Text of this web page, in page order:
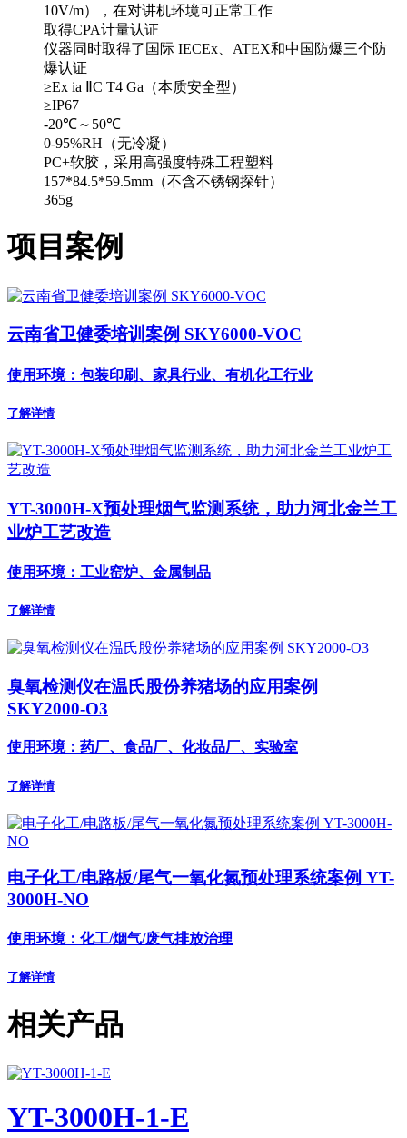
10V/m），在对讲机环境可正常工作
取得CPA计量认证
仪器同时取得了国际 IECEx、ATEX和中国防爆三个防
爆认证
≥Ex ia ⅡC T4 Ga（本质安全型）
≥IP67
-20℃～50℃
0-95%RH（无冷凝）
PC+软胶，采用高强度特殊工程塑料
157*84.5*59.5mm（不含不锈钢探针）
365g
项目案例
云南省卫健委培训案例 SKY6000-VOC
使用环境：包装印刷、家具行业、有机化工行业
了解详情
YT-3000H-X预处理烟气监测系统，助力河北金兰工
业炉工艺改造
使用环境：工业窑炉、金属制品
了解详情
臭氧检测仪在温氏股份养猪场的应用案例
SKY2000-O3
使用环境：药厂、食品厂、化妆品厂、实验室
了解详情
电子化工/电路板/尾气一氧化氮预处理系统案例 YT-
3000H-NO
使用环境：化工/烟气/废气排放治理
了解详情
相关产品
YT-3000H-1-E